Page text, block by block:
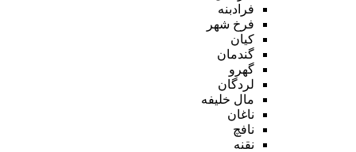
فرادبنه
فرخ شهر
کیان
گندمان
گهرو
لردگان
مال خلیفه
ناغان
نافچ
نقنه